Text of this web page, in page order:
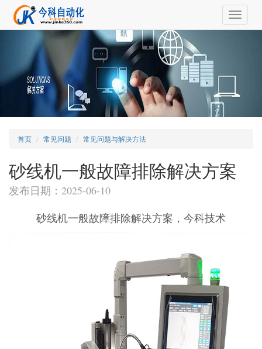
Toggle
首页 常见问题 常见问题与解决方法
砂线机一般故障排除解决方案
发布日期：2025-06-10
砂线机一般故障排除解决方案，今科技术